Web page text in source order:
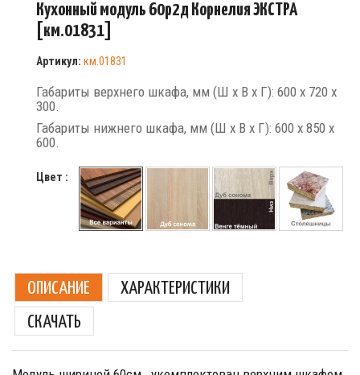
Кухонный модуль 60р2д Корнелия ЭКСТРА
[км.01831]
Артикул: км.01831
Габариты верхнего шкафа, мм (Ш х В х Г): 600 х 720 х
300.
Габариты нижнего шкафа, мм (Ш х В х Г): 600 х 850 х
600.
Цвет :
ОПИСАНИЕ
ХАРАКТЕРИСТИКИ
СКАЧАТЬ